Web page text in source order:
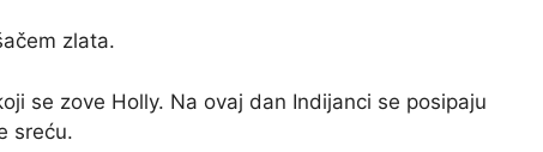
zlata.
se zove Holly. Na ovaj dan Indijanci se posipaju
sreću.